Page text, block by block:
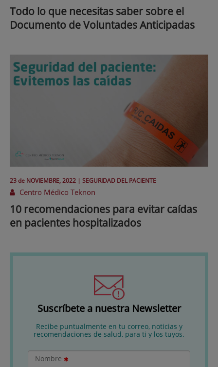
Todo lo que necesitas saber sobre el
Documento de Voluntades Anticipadas
23 de NOVIEMBRE, 2022 | SEGURIDAD DEL PACIENTE
Centro Médico Teknon
10 recomendaciones para evitar caídas
en pacientes hospitalizados
Suscríbete a nuestra Newsletter
Recibe puntualmente en tu correo, noticias y
recomendaciones de salud, para ti y los tuyos.
Nombre